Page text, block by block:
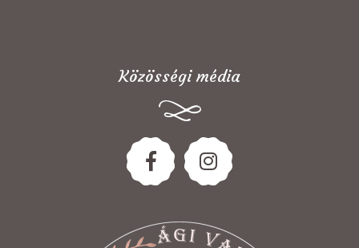
Közösségi média